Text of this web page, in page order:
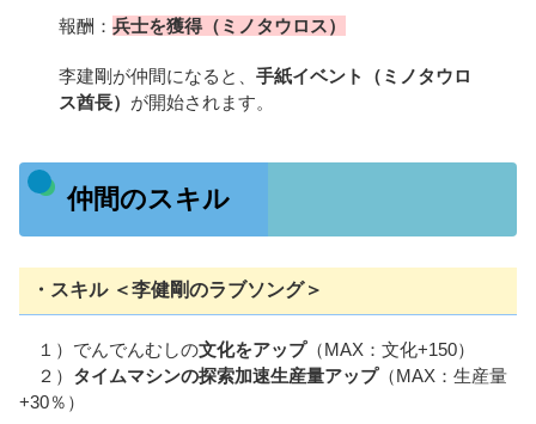
報酬：兵士を獲得（ミノタウロス）
李建剛が仲間になると、手紙イベント（ミノタウロ
ス酋長） が開始されます。
仲間のスキル
・スキル ＜李健剛のラブソング＞
１）でんでんむしの文化をアップ（MAX：文化+150）
２） タイムマシンの探索加速生産量アップ（MAX：生産量
+30％）